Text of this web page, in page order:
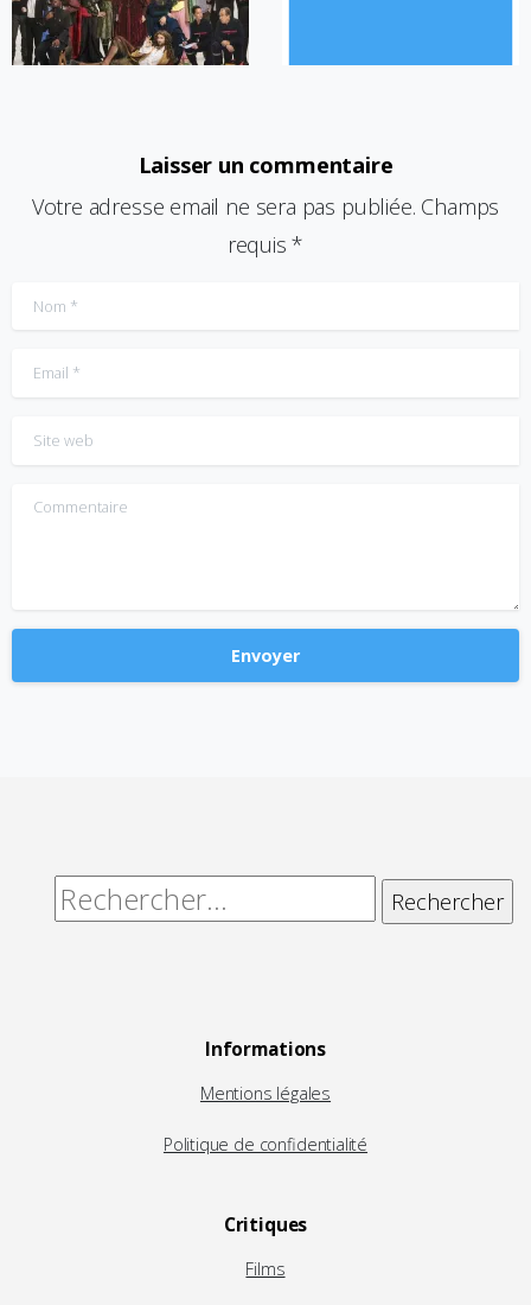
Laisser un commentaire
Votre adresse email ne sera pas publiée. Champs
requis *
Nom*
Email*
Site web
Commentaire
Rechercher :
Informations
Mentions légales
Politique de confidentialité
Critiques
Films